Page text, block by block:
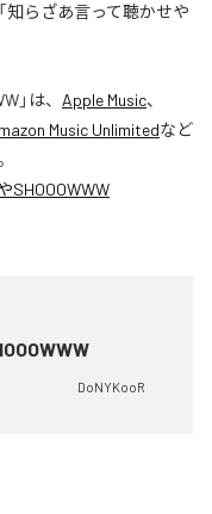
知らざあ言って聴かせや
」は、 Apple Music、
Music Unlimitedなど
SHOOOWWW
DoNYKooR